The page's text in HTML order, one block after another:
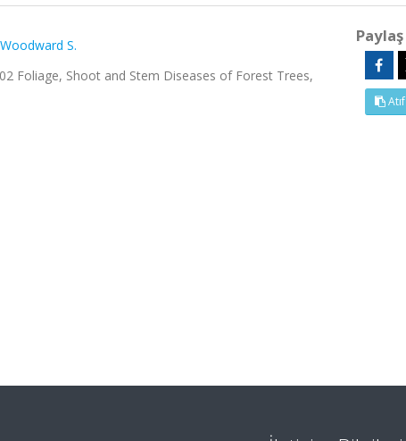
Woodward S.
Foliage, Shoot and Stem Diseases of Forest Trees,
Paylaş